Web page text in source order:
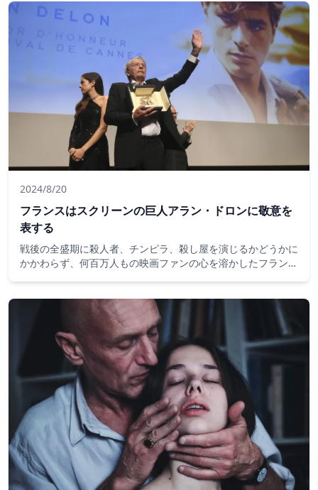
フランス文化の魅力を 存分に味わっていただける4日間です。
今年のテーマは 「Avec〜新しい感性との出会い」。 映画がも
たらす価値観や文化の多様性を通じて、 新たなインスピレー
ションを提供します。
2024/8/20
フランスはスクリーンの巨人アラン・ドロンに敬意を
表する
戦後の全盛期に殺人者、チンピラ、殺し屋を演じるかどうかに
かかわらず、何百万人もの映画ファンの心を溶かしたフランス
辞が殺到したが、論争にも影を落とされた。